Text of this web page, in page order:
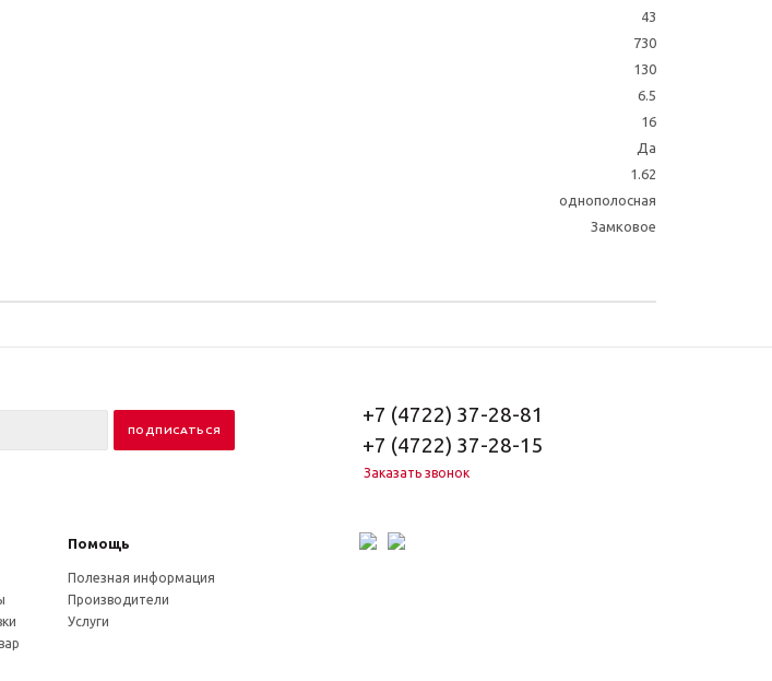
43
730
130
6.5
16
Да
1.62
однополосная
Замковое
+7 (4722) 37-28-81
+7 (4722) 37-28-15
Заказать звонок
Помощь
Полезная информация
Производители
Услуги